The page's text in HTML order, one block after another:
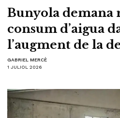
Bunyola demana
consum d’aigua
l’augment de la
GABRIEL MERCÈ
1 JULIOL 2026